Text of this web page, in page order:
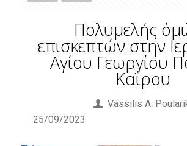
Πολυμελής
επισκεπτών στην
Αγίου Γεωργίου
Καΐρου
Vassilis Α.
25/09/2023